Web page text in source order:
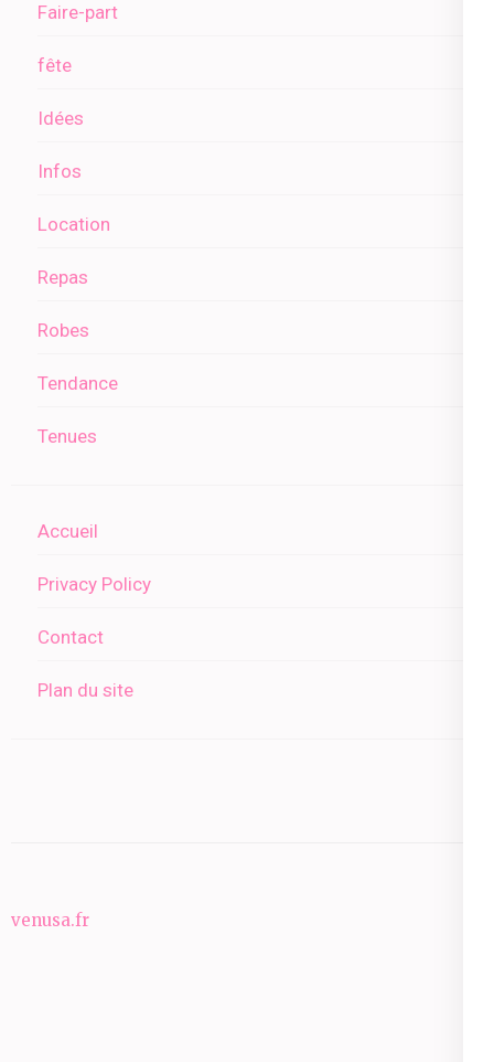
Faire-part
fête
Idées
Infos
Location
Repas
Robes
Tendance
Tenues
Accueil
Privacy Policy
Contact
Plan du site
venusa.fr